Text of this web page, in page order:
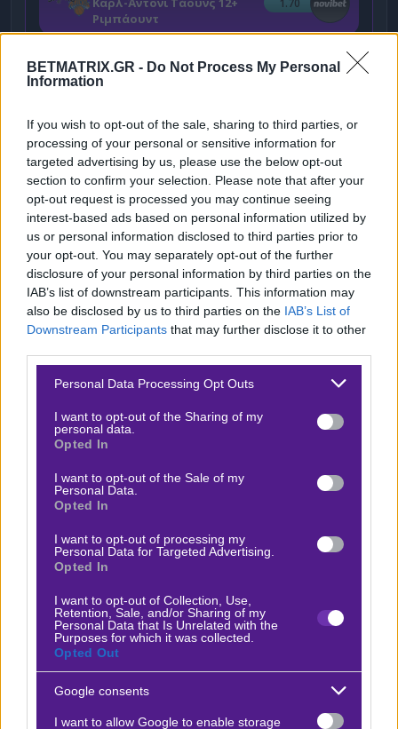
BETMATRIX.GR - Do Not Process My Personal
Information
If you wish to opt-out of the sale, sharing to third parties, or
processing of your personal or sensitive information for
targeted advertising by us, please use the below opt-out
section to confirm your selection. Please note that after your
opt-out request is processed you may continue seeing
interest-based ads based on personal information utilized by
us or personal information disclosed to third parties prior to
your opt-out. You may separately opt-out of the further
disclosure of your personal information by third parties on the
IAB’s list of downstream participants. This information may
also be disclosed by us to third parties on the IAB’s List of
Downstream Participants that may further disclose it to other
Please note that this website/app uses one or more Google
not limited to your visit or usage behaviour. You may click to
grant or deny consent to Google and its third-party tags to
use your data for below specified purposes in below Google
consent section.
Personal Data Processing Opt Outs
I want to opt-out of the Sharing of my
personal data.
Opted In
I want to opt-out of the Sale of my
Personal Data.
Opted In
I want to opt-out of processing my
Personal Data for Targeted Advertising.
Opted In
I want to opt-out of Collection, Use,
Retention, Sale, and/or Sharing of my
Personal Data that Is Unrelated with the
Purposes for which it was collected.
Opted Out
Google consents
I want to allow Google to enable storage
Ριμπάουντ
Πράξη πρώτη στους τελικούς του NBA, με τους
γηπεδούχους Σπερς να προέρχονται από τη σειρά
7 παιχνιδιών απέναντι στους κατόχους Θάντερ.
Οι Νικς από την άλλη απόλαυσαν μια πολύτιμη
εβδομάδα ξεκούρασης, καθώς είχαν «σκουπίσει»
τους Καβαλίερς στους τελικούς της Ανατολής.
Μάλιστα, είχαν κάνει το ίδιο και απέναντι στους
Σίξερς οι οποίοι είχαν έρθει επίσης από Game 7 με
τους Σπερς! Σε αυτό το σημείο της σεζόν, η
(ξε)κούραση μπορεί να σημαίνει πολλά, μπορεί
όμως και τίποτα. Το σίγουρο είναι ότι θα δούμε
εξαιρετικά αμφίρροπες μάχες, ξεκινώντας από την
αποψινή. Το Σαν Αντόνιο βασίζεται πολύ στο
τρίποντο -είναι και ένας τρόπος να μην κουραστεί
στην επίθεση, ενώ αξίζει ποντάρισμα και στα
ριμπάουντ του «ΚΑΤ».
21+ | ΚΙΝΔΥΝΟΣ ΕΘΙΣΜΟΥ & ΑΠΩΛΕΙΑΣ ΠΕΡΙΟΥΣΙΑΣ | ΠΑΙΞΕ ΥΠΕΥΘΥΝΑ & ΜΕ
Αποδόσεις
🌐 ΤοBetmatrix Communityυποδέχεται το
Παγκόσμιο Κύπελλο με νέο, ξεχωριστό
πρωτάθλημα! Κάνε τώρα
κορυφαίος tipster του Μουντιάλ για να κερδίσεις
μεγάλα έπαθλα